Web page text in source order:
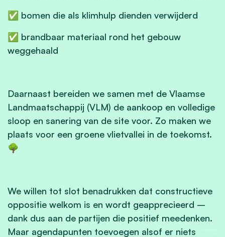
✅ bomen die als klimhulp dienden verwijderd
✅ brandbaar materiaal rond het gebouw
weggehaald
Daarnaast bereiden we samen met de Vlaamse
Landmaatschappij (VLM) de aankoop en volledige
sloop en sanering van de site voor. Zo maken we
plaats voor een groene vlietvallei in de toekomst.
🌳
We willen tot slot benadrukken dat constructieve
oppositie welkom is en wordt geapprecieerd –
dank dus aan de partijen die positief meedenken.
Maar agendapunten toevoegen alsof er niets